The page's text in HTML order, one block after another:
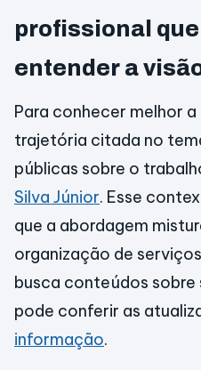
profissional
entender a
Para conhecer melhor
trajetória citada no
públicas sobre o
Silva Júnior. Esse
que a abordagem
organização de
busca conteúdos
pode conferir as
informação.